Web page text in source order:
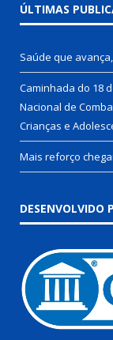
ÚLTIMAS
Saúde que
Caminhada do 18
Nacional de
Crianças e
Mais reforço
DESENVOLVIDO